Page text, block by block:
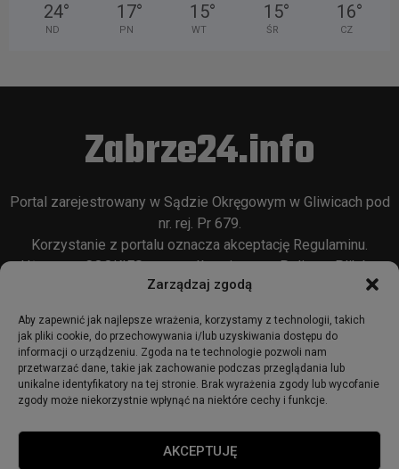
Zarządzaj zgodą
Aby zapewnić jak najlepsze wrażenia, korzystamy z technologii, takich
jak pliki cookie, do przechowywania i/lub uzyskiwania dostępu do
informacji o urządzeniu. Zgoda na te technologie pozwoli nam
przetwarzać dane, takie jak zachowanie podczas przeglądania lub
unikalne identyfikatory na tej stronie. Brak wyrażenia zgody lub wycofanie
zgody może niekorzystnie wpłynąć na niektóre cechy i funkcje.
AKCEPTUJĘ
24°
ND
17°
PN
15°
WT
15°
ŚR
16°
CZ
Zabrze24.info
Portal zarejestrowany w Sądzie Okręgowym w Gliwicach pod
nr. rej. Pr 679.
Korzystanie z portalu oznacza akceptację Regulaminu.
Używamy COOKIES w sposób opisany wPolityce Plików
Cookie
© 2018 - zabrze24.info.